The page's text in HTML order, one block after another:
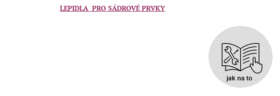
LEPIDLA PRO SÁDROVÉ PRVKY